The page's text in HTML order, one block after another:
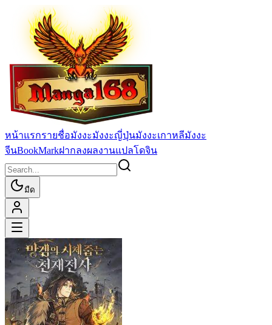
หน้าแรกรายชื่อมังงะมังงะญี่ปุ่นมังงะเกาหลีมังงะ
จีนBookMarkฝากลงผลงานแปลโดจิน
มืด